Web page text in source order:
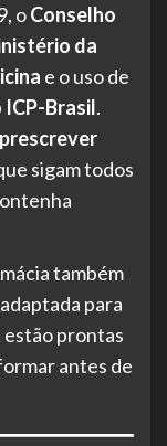
oConselho
da
e o uso de
Brasil.
sigam todos
também
para
estão prontas
antes de